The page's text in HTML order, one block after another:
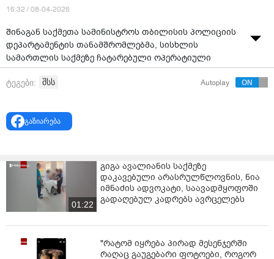
16:32 / 08-04-2026
შინაგან საქმეთა სამინისტროს თბილისის პოლიციის
დეპარტამენტის თანამშრომლებმა, სისხლის
სამართლის საქმეზე ჩატარებული ოპერატიული
ღონისძიებებისა და საგამოძიებო მოქმედებების
შედეგად, სიცოცხლისთვის საშიშ მდგომარეობაში
და სათანადო დაწესებულებისათვის
შეუტყობინებლობისთვის 2 პირი: 1992 წელს
გამოძიებით დგინდება, რომ მიმდინარე წლის 6
აპრილს თბილისში, გვიან ღამით, ბრალდებულებთან
სტუმრად მივიდა 1995 წელს დაბადებული ზ.ა.
მოგვიანებით, ის შეუძლოდ გახდა და გარდაიცვალა.
მასივში დატოვეს და დედაქალაქიდან რეგიონის
ტეგები: შსს Autoplay
გაზიარება
01:22
გიგა ავალიანის საქმეზე
დაკავებული არასრულწლოვნის, ნია
იმნაძის ადვოკატი, საავადმყოფოში
გადაღებულ კადრებს ავრცელებს
"რატომ იყრება პირად მესენჯერში
რაღაც გაუგებარი ფოტოები, როგორ